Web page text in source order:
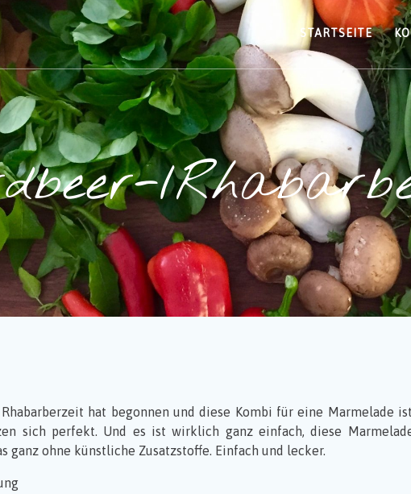
STARTSEITE
hat begonnen und diese Kombi für eine Marmelade
sich perfekt. Und es ist wirklich ganz einfach, diese
ganz ohne künstliche Zusatzstoffe. Einfach und lecker.